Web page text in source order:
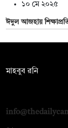
১০ মে ২০২৫
ঈদুল আজহায়
মাহবুব রনি